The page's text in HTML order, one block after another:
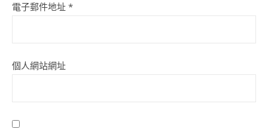
電子郵件地址 *
個人網站網址